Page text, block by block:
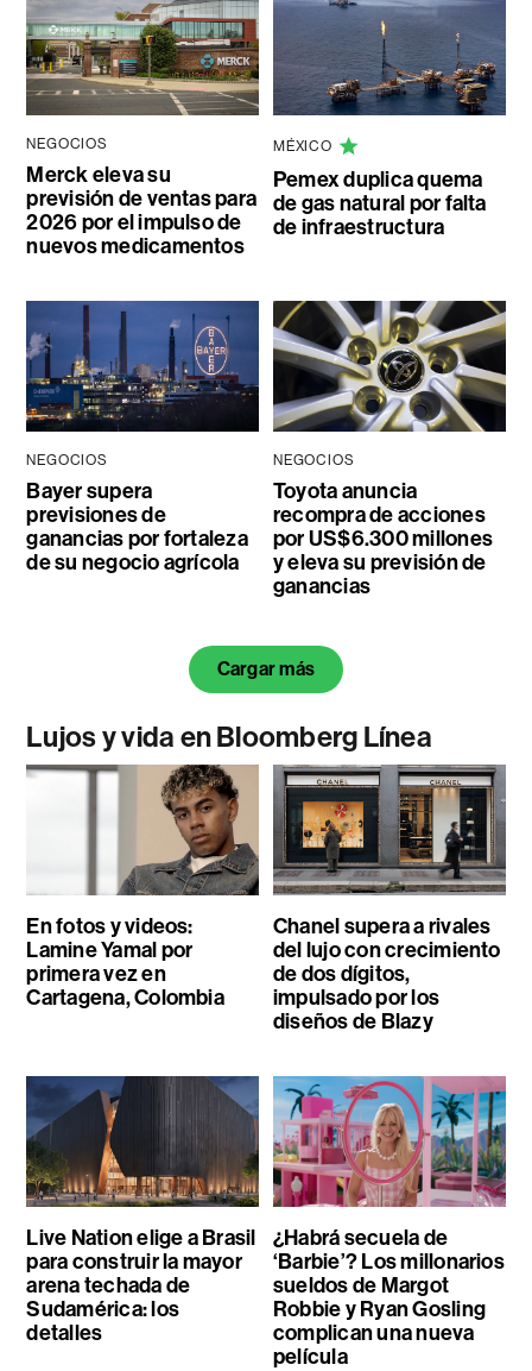
NEGOCIOS
Merck eleva su
previsión de ventas para
2026 por el impulso de
nuevos medicamentos
MÉXICO
Pemex duplica quema
de gas natural por falta
de infraestructura
NEGOCIOS
Bayer supera
previsiones de
ganancias por fortaleza
de su negocio agrícola
NEGOCIOS
Toyota anuncia
recompra de acciones
por US$6.300 millones
y eleva su previsión de
ganancias
Cargar más
Lujos y vida en Bloomberg Línea
En fotos y videos:
Lamine Yamal por
primera vez en
Cartagena, Colombia
Chanel supera a rivales
del lujo con crecimiento
de dos dígitos,
impulsado por los
diseños de Blazy
Live Nation elige a Brasil
para construir la mayor
arena techada de
Sudamérica: los
detalles
¿Habrá secuela de
‘Barbie’? Los millonarios
sueldos de Margot
Robbie y Ryan Gosling
complican una nueva
película